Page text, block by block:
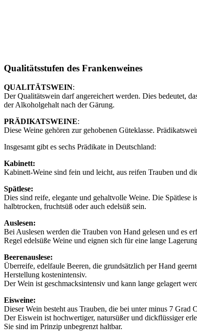
Qualitätsstufen des Frankenweines
QUALITÄTSWEIN:
Der Qualitätswein darf angereichert werden. Dies bedeutet,
der Alkoholgehalt nach der Gärung.
PRÄDIKATSWEINE:
Diese Weine gehören zur gehobenen Güteklasse.
Insgesamt gibt es sechs Prädikate in Deutschland:
Kabinett:
Kabinett-Weine sind fein und leicht, aus reifen Trauben und
Spätlese:
Dies sind reife, elegante und gehaltvolle Weine. Die Spätlese
halbtrocken, fruchtsüß oder auch edelsüß sein.
Auslesen:
Bei Auslesen werden die Trauben von Hand gelesen und es
Regel edelsüße Weine und eignen sich für eine lange
Beerenauslese:
Überreife, edelfaule Beeren, die grundsätzlich per Hand
Herstellung kostenintensiv.
Der Wein ist geschmacksintensiv und kann lange gelagert
Eisweine:
Dieser Wein besteht aus Trauben, die bei unter minus 7
Der Eiswein ist hochwertiger, natursüßer und dickflüssiger
Sie sind im Prinzip unbegrenzt haltbar.